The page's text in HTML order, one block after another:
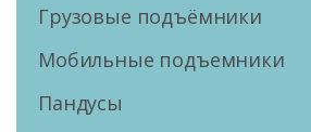
Грузовые подъёмники
Мобильные подъемники
Пандусы